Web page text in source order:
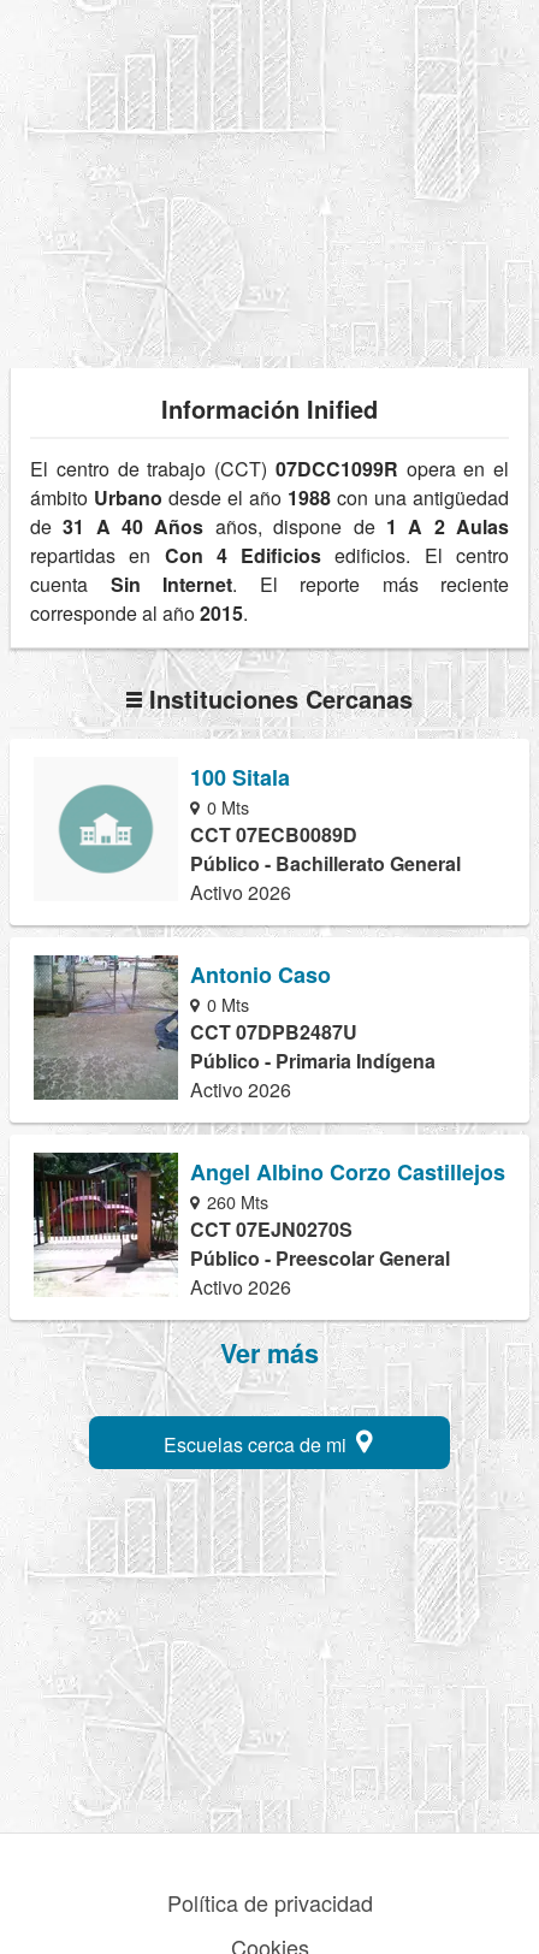
Información Inified
El centro de trabajo (CCT) 07DCC1099R opera en el
ámbito Urbano desde el año 1988 con una antigüedad
de31 A 40 Años años, dispone de 1 A 2 Aulas
repartidas en Con 4 Edificios edificios. El centro
cuenta Sin Internet. El reporte más reciente
corresponde al año2015.
Instituciones Cercanas
100 Sitala
0 Mts
CCT 07ECB0089D
Público - Bachillerato General
Activo 2026
Antonio Caso
0 Mts
CCT 07DPB2487U
Público - Primaria Indígena
Activo 2026
Angel Albino Corzo Castillejos
260 Mts
CCT 07EJN0270S
Público - Preescolar General
Activo 2026
Ver más
Escuelas cerca de mi
Política de privacidad
Cookies